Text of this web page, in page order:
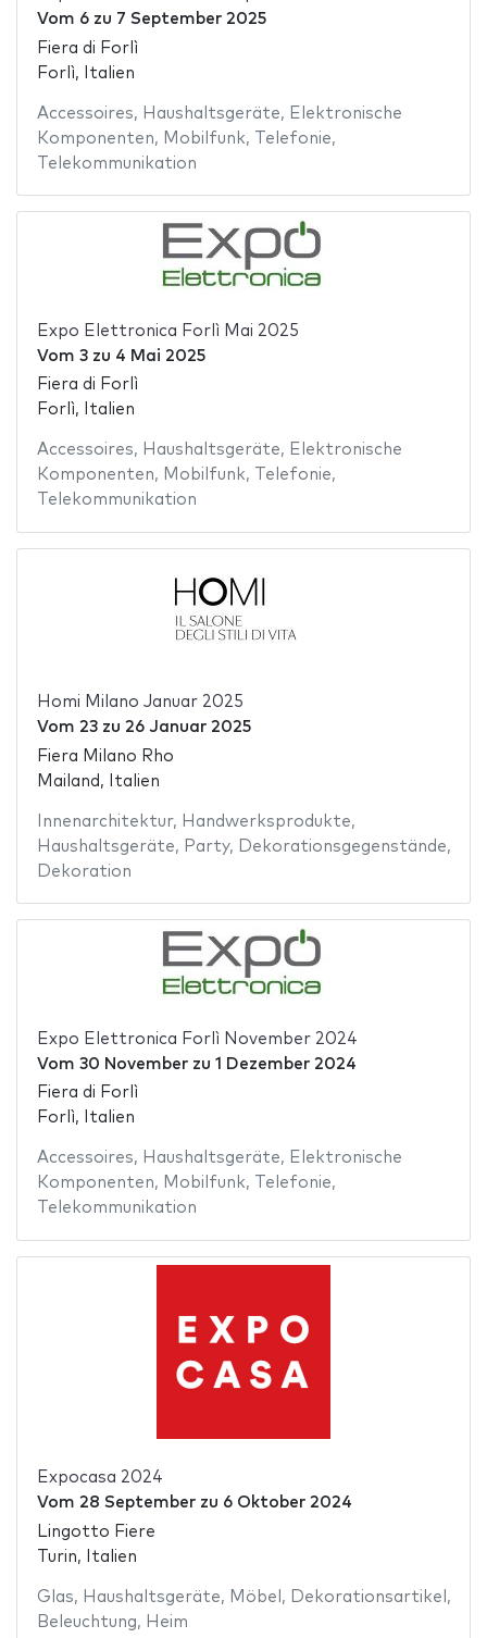
Vom 6zu 7 September 2025
Fiera di Forlì
Forlì, Italien
Accessoires, Haushaltsgeräte, Elektronische
Komponenten, Mobilfunk, Telefonie,
Telekommunikation
Expo Elettronica Forlì Mai 2025
Vom 3zu 4 Mai 2025
Fiera di Forlì
Forlì, Italien
Accessoires, Haushaltsgeräte, Elektronische
Komponenten, Mobilfunk, Telefonie,
Telekommunikation
Homi Milano Januar 2025
Vom 23zu 26 Januar 2025
Fiera Milano Rho
Mailand, Italien
Innenarchitektur, Handwerksprodukte,
Haushaltsgeräte, Party, Dekorationsgegenstände,
Dekoration
Expo Elettronica Forlì November 2024
Vom 30 Novemberzu 1 Dezember 2024
Fiera di Forlì
Forlì, Italien
Accessoires, Haushaltsgeräte, Elektronische
Komponenten, Mobilfunk, Telefonie,
Telekommunikation
Expocasa 2024
Vom 28 Septemberzu 6 Oktober 2024
Lingotto Fiere
Turin, Italien
Glas, Haushaltsgeräte, Möbel , Dekorationsartikel ,
Beleuchtung, Heim